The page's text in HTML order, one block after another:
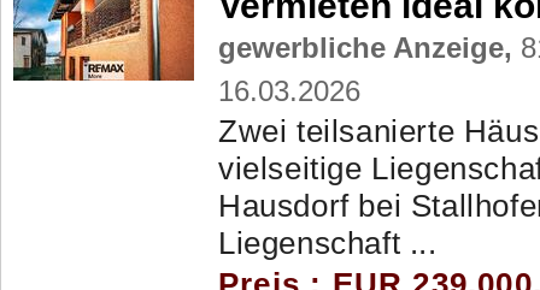
gewerbliche Anzeige,
16.03.2026
Zwei teilsanierte
vielseitige
Hausdorf bei
Liegenschaft ...